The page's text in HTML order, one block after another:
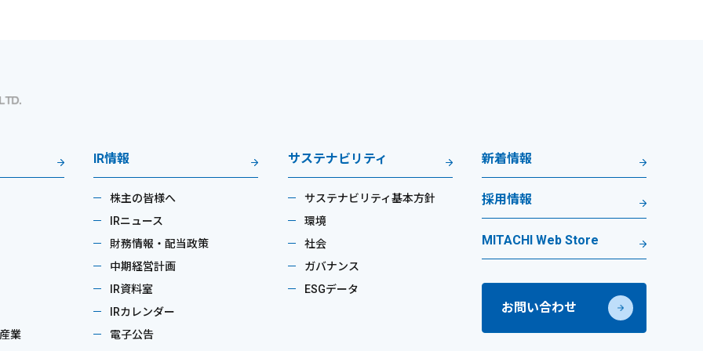
業
IR情報
株主の皆様へ
IRニュース
財務情報・配当政策
中期経営計画
IR資料室
IRカレンダー
電子公告
サステナビリティ
サステナビリティ基本方針
環境
社会
ガバナンス
ESGデータ
新着情報
採用情報
MITACHI Web Store
お問い合わせ